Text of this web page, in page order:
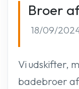
Broer
18/09/
Vi udskifter,
badebroer